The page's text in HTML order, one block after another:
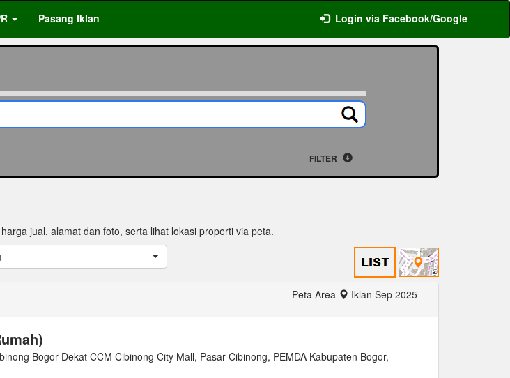
Pasang Iklan Login via Facebook/Google
FILTER
jual, alamat dan foto, serta lihat lokasi properti via peta.
Peta Area Iklan Sep 2025
Bogor Dekat CCM Cibinong City Mall, Pasar Cibinong, PEMDA Kabupaten Bogor,